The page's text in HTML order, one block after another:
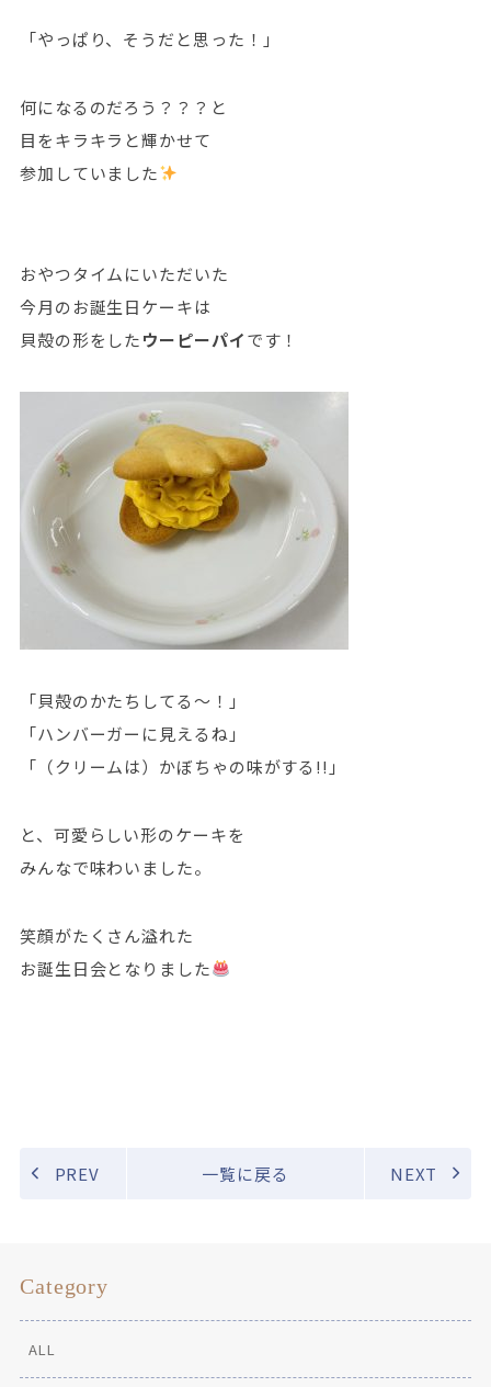
「やっぱり、そうだと思った！」
何になるのだろう？？？と
目をキラキラと輝かせて
参加していました
おやつタイムにいただいた
今月のお誕生日ケーキは
貝殻の形をしたウーピーパイです！
「貝殻のかたちしてる～！」
「ハンバーガーに見えるね」
「（クリームは）かぼちゃの味がする!!」
と、可愛らしい形のケーキを
みんなで味わいました。
笑顔がたくさん溢れた
お誕生日会となりました
PREV 一覧に戻る NEXT
Category
ALL